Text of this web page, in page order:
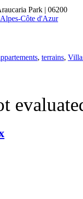
Park | 06200
Côte d'Azur
, terrains,